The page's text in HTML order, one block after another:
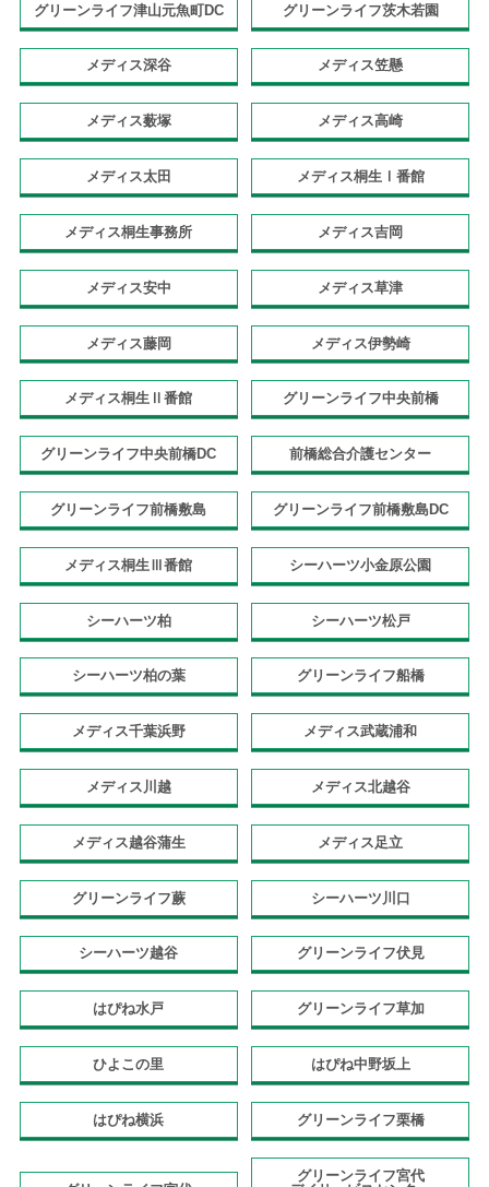
グリーンライフ津山元魚町DC グリーンライフ茨木若園
メディス深谷 メディス笠懸
メディス薮塚 メディス高崎
メディス太田 メディス桐生Ⅰ番館
メディス桐生事務所 メディス吉岡
メディス安中 メディス草津
メディス藤岡 メディス伊勢崎
メディス桐生Ⅱ番館 グリーンライフ中央前橋
グリーンライフ中央前橋DC 前橋総合介護センター
グリーンライフ前橋敷島 グリーンライフ前橋敷島DC
メディス桐生Ⅲ番館 シーハーツ小金原公園
シーハーツ柏 シーハーツ松戸
シーハーツ柏の葉 グリーンライフ船橋
メディス千葉浜野 メディス武蔵浦和
メディス川越 メディス北越谷
メディス越谷蒲生 メディス足立
グリーンライフ蕨 シーハーツ川口
シーハーツ越谷 グリーンライフ伏見
はぴね水戸 グリーンライフ草加
ひよこの里 はぴね中野坂上
はぴね横浜 グリーンライフ栗橋
グリーンライフ宮代